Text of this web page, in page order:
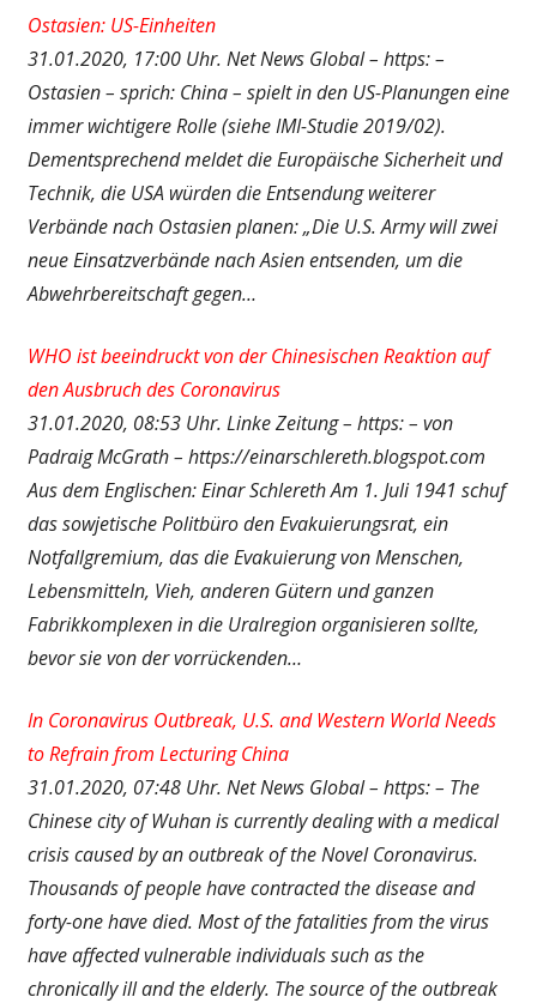
Ostasien: US-Einheiten
31.01.2020, 17:00 Uhr. Net News Global – https: –
Ostasien – sprich: China – spielt in den US-Planungen eine
immer wichtigere Rolle (siehe IMI-Studie 2019/02).
Dementsprechend meldet die Europäische Sicherheit und
Technik, die USA würden die Entsendung weiterer
Verbände nach Ostasien planen: „Die U.S. Army will zwei
neue Einsatzverbände nach Asien entsenden, um die
Abwehrbereitschaft gegen…
WHO ist beeindruckt von der Chinesischen Reaktion auf
den Ausbruch des Coronavirus
31.01.2020, 08:53 Uhr. Linke Zeitung – https: – von
Padraig McGrath – https://einarschlereth.blogspot.com
Aus dem Englischen: Einar Schlereth Am 1. Juli 1941 schuf
das sowjetische Politbüro den Evakuierungsrat, ein
Notfallgremium, das die Evakuierung von Menschen,
Lebensmitteln, Vieh, anderen Gütern und ganzen
Fabrikkomplexen in die Uralregion organisieren sollte,
bevor sie von der vorrückenden…
In Coronavirus Outbreak, U.S. and Western World Needs
to Refrain from Lecturing China
31.01.2020, 07:48 Uhr. Net News Global – https: – The
Chinese city of Wuhan is currently dealing with a medical
crisis caused by an outbreak of the Novel Coronavirus.
Thousands of people have contracted the disease and
forty-one have died. Most of the fatalities from the virus
have affected vulnerable individuals such as the
chronically ill and the elderly. The source of the outbreak